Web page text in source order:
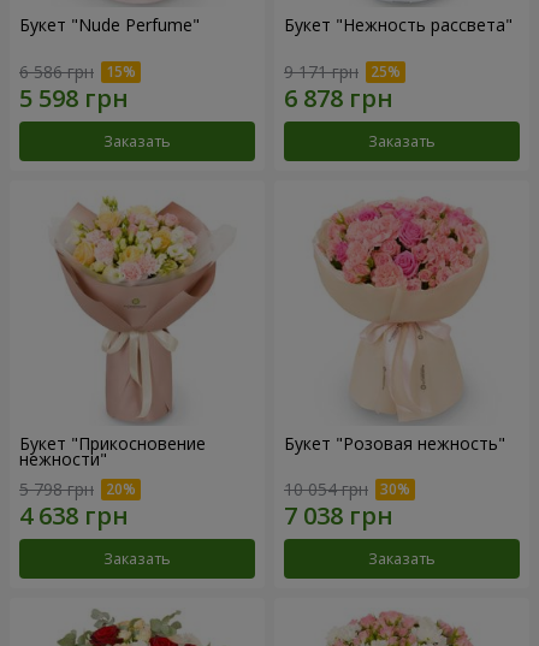
Букет "Nude Perfume"
6 586 грн
Заказать
Букет "Нежность рассвета"
9 171 грн
Заказать
Букет "Прикосновение
нежности"
5 798 грн
Заказать
Букет "Розовая нежность"
10 054 грн
Заказать